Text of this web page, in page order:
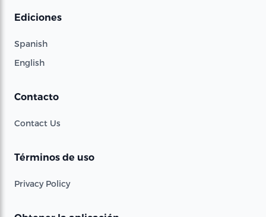
Ediciones
Spanish
English
Contacto
Contact Us
Términos de uso
Privacy Policy